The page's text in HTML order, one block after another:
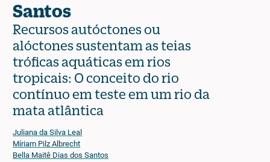
Santos
Recursos autóctones ou
alóctones sustentam as teias
tróficas aquáticas em rios
tropicais: O conceito do rio
contínuo em teste em um rio da
mata atlântica
Juliana da Silva Leal
Míriam Pilz Albrecht
Bella Maitê Dias dos Santos